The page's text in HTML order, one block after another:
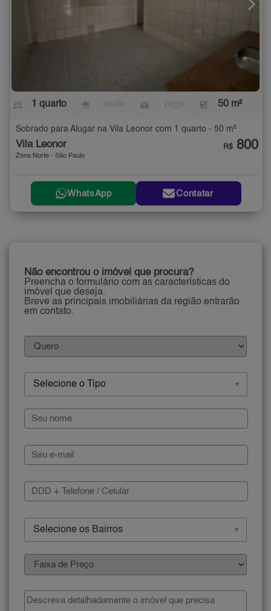
1 quarto 50 m²
Sobrado para Alugar na Vila Leonor com 1 quarto - 50 m²
Vila Leonor
Zona Norte - São Paulo
R$ 800
WhatsApp Contatar
Não encontrou o imóvel que procura?
Preencha o formulário com as características do
imóvel que deseja.
Breve as principais imobiliárias da região entrarão
em contato.
Selecione o Tipo
Selecione os Bairros